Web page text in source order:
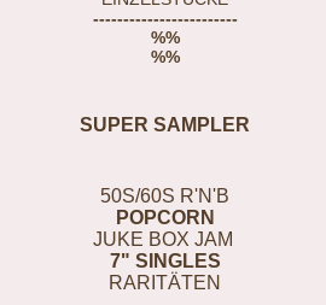
------------------------
%%
%%
SUPER SAMPLER
50S/60S R'N'B
POPCORN
JUKE BOX JAM
7" SINGLES
RARITÄTEN